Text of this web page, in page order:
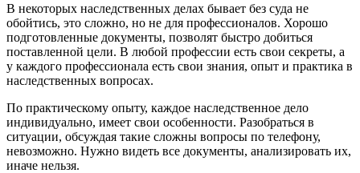
В некоторых наследственных делах бывает без суда не
обойтись, это сложно, но не для профессионалов. Хорошо
подготовленные документы, позволят быстро добиться
поставленной цели. В любой профессии есть свои секреты, а
у каждого профессионала есть свои знания, опыт и практика в
наследственных вопросах.
По практическому опыту, каждое наследственное дело
индивидуально, имеет свои особенности. Разобраться в
ситуации, обсуждая такие сложны вопросы по телефону,
невозможно. Нужно видеть все документы, анализировать их,
иначе нельзя.